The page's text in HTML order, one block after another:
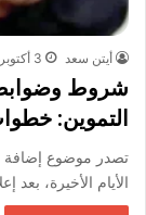
أيتن سعد 3 أكتوبر، 2025
شروط وضوابط
التموين:
تصدر موضوع إضافة
الأيام الأخيرة،